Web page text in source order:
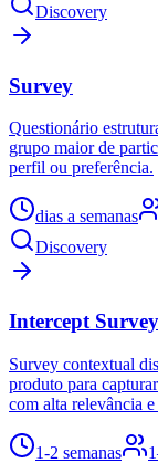
Discovery
Survey
Questionário
grupo maior de
perfil ou preferência.
dias a semanas
Discovery
Intercept Survey
Survey contextual
produto para
com alta relevância
1-2 semanas